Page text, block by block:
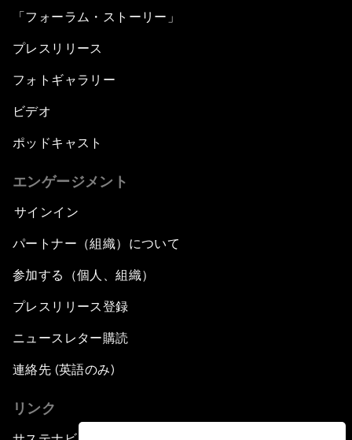
「フォーラム・ストーリー」
プレスリリース
フォトギャラリー
ビデオ
ポッドキャスト
エンゲージメント
サインイン
パートナー（組織）について
参加する（個人、組織）
プレスリリース登録
ニュースレター購読
連絡先 (英語のみ)
リンク